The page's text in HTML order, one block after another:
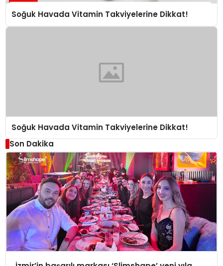
Soğuk Havada Vitamin Takviyelerine Dikkat!
Soğuk Havada Vitamin Takviyelerine Dikkat!
Son Dakika